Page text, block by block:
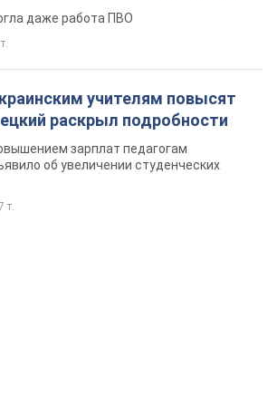
даже работа ПВО
учителям повысят
раскрыл подробности
зарплат педагогам
об увеличении студенческих
т.